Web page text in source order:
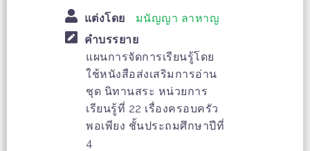
แต่งโดย
มนัญญา ลาหาญ
คำบรรยาย
แผนการจัดการเรียนรู้โดย
ใช้หนังสือส่งเสริมการอ่าน
ชุด นิทานสระ หน่วยการ
เรียนรู้ที่ 22 เรื่องครอบครัว
พอเพียง ชั้นประถมศึกษาปีที่
4